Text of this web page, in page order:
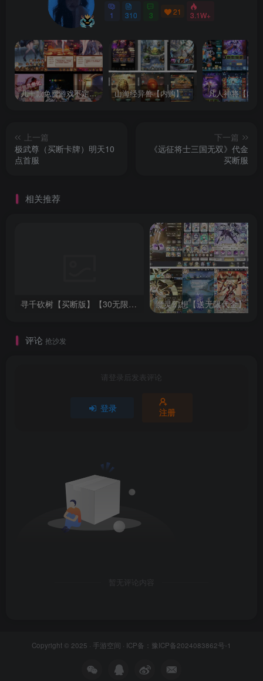
1 310 3 21 3.1W+
几十款免费游戏不定时更新自行测试 山海经异兽【内购】 凡人神将【内
上一篇
极武尊（买断卡牌）明天10
点首服
下一篇
《远征将士三国无双》代金
买断服
相关推荐
寻千砍树【买断版】【30无限代金】 魔灵幻想【送无限代金】
评论 抢沙发
请登录后发表评论
登录 注册
暂无评论内容
Copyright © 2025 · 手游空间 · ICP备： 豫ICP备2024083862号-1